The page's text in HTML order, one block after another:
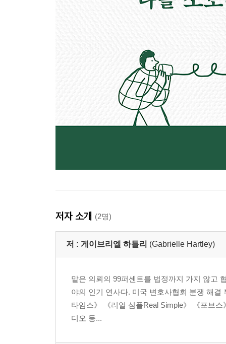
저자 소개 (2명)
저 : 게이브리엘 하틀리 (Gabrielle Hartley)
맡은 의뢰의 99퍼센트를 법정까지 가지 않고
야의 인기 연사다. 미국 변호사협회 분쟁 해
타임스》 《리얼 심플Real Simple》 《포브
디오 등...